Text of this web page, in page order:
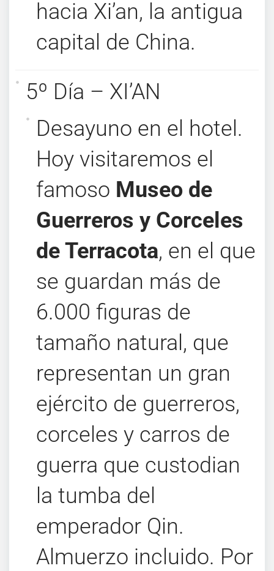
hacia Xi’an, la antigua
capital de China.
5º Día – XI’AN
Desayuno en el hotel.
Hoy visitaremos el
famoso Museo de
Guerreros y Corceles
de Terracota, en el que
se guardan más de
6.000 figuras de
tamaño natural, que
representan un gran
ejército de guerreros,
corceles y carros de
guerra que custodian
la tumba del
emperador Qin.
Almuerzo incluido. Por